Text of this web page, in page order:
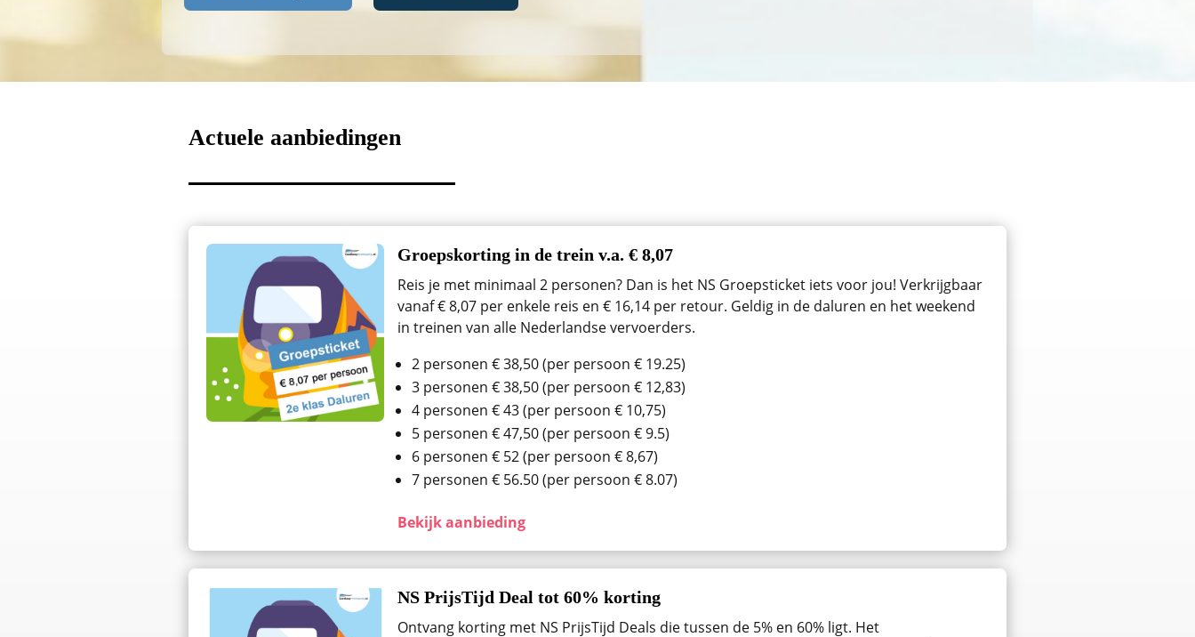
Actuele aanbiedingen
Groepskorting in de trein v.a. € 8,07
Reis je met minimaal 2 personen? Dan is het NS Groepsticket iets voor jou! Verkrijgbaar
vanaf € 8,07 per enkele reis en € 16,14 per retour. Geldig in de daluren en het weekend
in treinen van alle Nederlandse vervoerders.
2 personen € 38,50 (per persoon € 19.25)
3 personen € 38,50 (per persoon € 12,83)
4 personen € 43 (per persoon € 10,75)
5 personen € 47,50 (per persoon € 9.5)
6 personen € 52 (per persoon € 8,67)
7 personen € 56.50 (per persoon € 8.07)
Bekijk aanbieding
NS PrijsTijd Deal tot 60% korting
Ontvang korting met NS PrijsTijd Deals die tussen de 5% en 60% ligt. Het